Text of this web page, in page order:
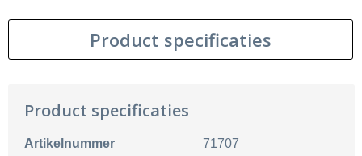
Product specificaties
Product specificaties
Artikelnummer 71707